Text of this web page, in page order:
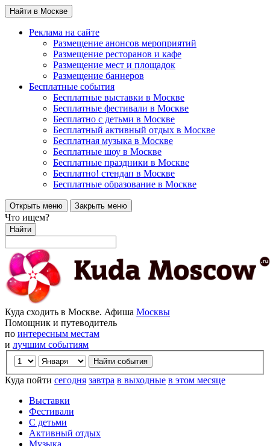
Найти в Москве
Реклама на сайте
Размещение анонсов мероприятий
Размещение ресторанов и кафе
Размещение мест и площадок
Размещение баннеров
Бесплатные события
Бесплатные выставки в Москве
Бесплатные фестивали в Москве
Бесплатно с детьми в Москве
Бесплатный активный отдых в Москве
Бесплатная музыка в Москве
Бесплатные шоу в Москве
Бесплатные праздники в Москве
Бесплатно! стендап в Москве
Бесплатные образование в Москве
Открыть меню Закрыть меню
Что ищем?
Найти
Куда сходить в Москве. Афиша Москвы
Помощник и путеводитель
по интересным местам
и лучшим событиям
Куда пойти сегодня завтра в выходные в этом месяце
Выставки
Фестивали
С детьми
Активный отдых
Музыка